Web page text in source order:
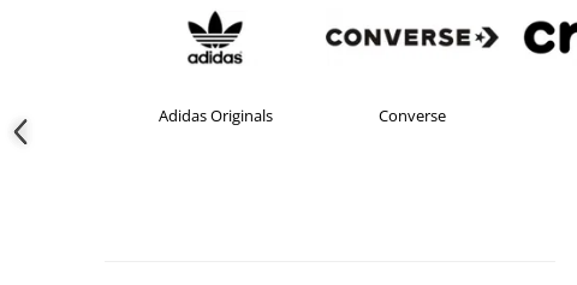
Adidas Originals Converse